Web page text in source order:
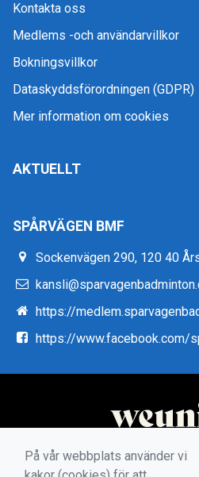
Kontakta oss
Medlems -och användarvillkor
Bokningsvillkor
Dataskyddsförordningen (GDPR)
Mer information om cookies
AKTUELLT
SPÅRVÄGEN BMF
Sockenvägen 290, 120 40
https://
https://www.facebook.com/
På vår webbplats använder vi